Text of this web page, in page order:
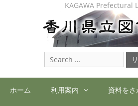
KAGAWA Prefectural
Search
for:
ホーム 利用案内 資料をさ